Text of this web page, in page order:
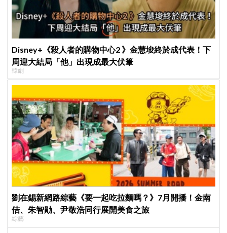
Disney+《殺人者的購物中心2 》金慧埈終於成代表！下
周迎大結局「他」出現成最大伏筆
韓劇
劉在錫新網路綜藝《要一起吃拉麵嗎？》7月開播！金南
佶、朱智勛、尹敬浩同行展開美食之旅
綜藝